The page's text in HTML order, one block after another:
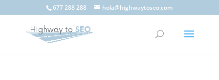
677 288 288 hola@highwaytoseo.com